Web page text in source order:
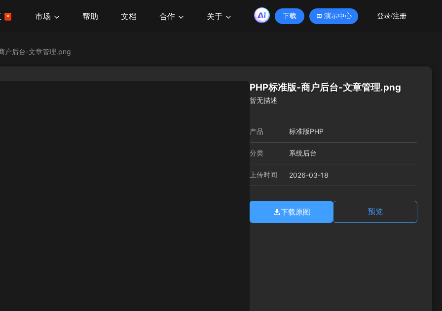
市场 帮助 文档 合作 关于 下载 演示中心 登录/注册
户后台-文章管理.png
PHP标准版-商户后台-文章管理.png
暂无描述
产品 标准版PHP
分类 系统后台
上传时间 2026-03-18
下载原图 预览